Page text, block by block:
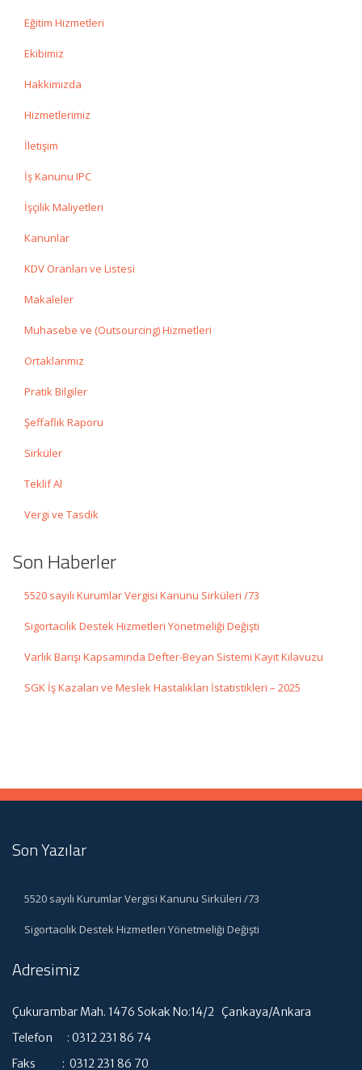
Eğitim Hizmetleri
Ekibimiz
Hakkımızda
Hizmetlerimiz
İletişim
İş Kanunu IPC
İşçilik Maliyetleri
Kanunlar
KDV Oranları ve Listesi
Makaleler
Muhasebe ve (Outsourcing) Hizmetleri
Ortaklarımız
Pratik Bilgiler
Şeffaflık Raporu
Sirküler
Teklif Al
Vergi ve Tasdik
Son Haberler
5520 sayılı Kurumlar Vergisi Kanunu Sirküleri /73
Sigortacılık Destek Hizmetleri Yönetmeliği Değişti
Varlık Barışı Kapsamında Defter-Beyan Sistemi Kayıt Kılavuzu
SGK İş Kazaları ve Meslek Hastalıkları İstatistikleri – 2025
Son Yazılar
5520 sayılı Kurumlar Vergisi Kanunu Sirküleri /73
Sigortacılık Destek Hizmetleri Yönetmeliği Değişti
Adresimiz
Çukurambar Mah. 1476 Sokak No:14/2 Çankaya/Ankara
Telefon : 0312 231 86 74
Faks : 0312 231 86 70